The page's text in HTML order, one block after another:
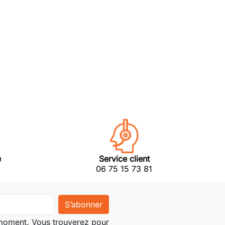
Service client
06 75 15 73 81
Vous trouverez pour